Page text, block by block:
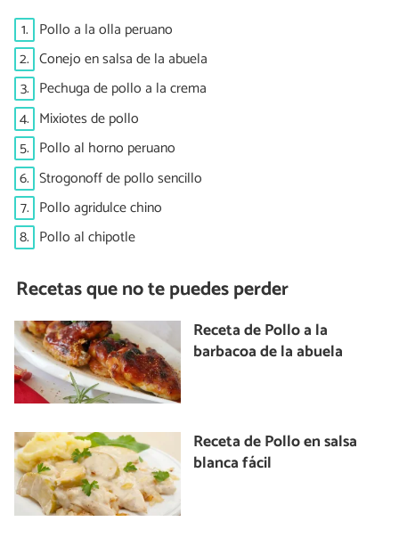
1. Pollo a la olla peruano
2. Conejo en salsa de la abuela
3. Pechuga de pollo a la crema
4. Mixiotes de pollo
5. Pollo al horno peruano
6. Strogonoff de pollo sencillo
7. Pollo agridulce chino
8. Pollo al chipotle
Recetas que no te puedes perder
Receta de Pollo a la
barbacoa de la abuela
Receta de Pollo en salsa
blanca fácil